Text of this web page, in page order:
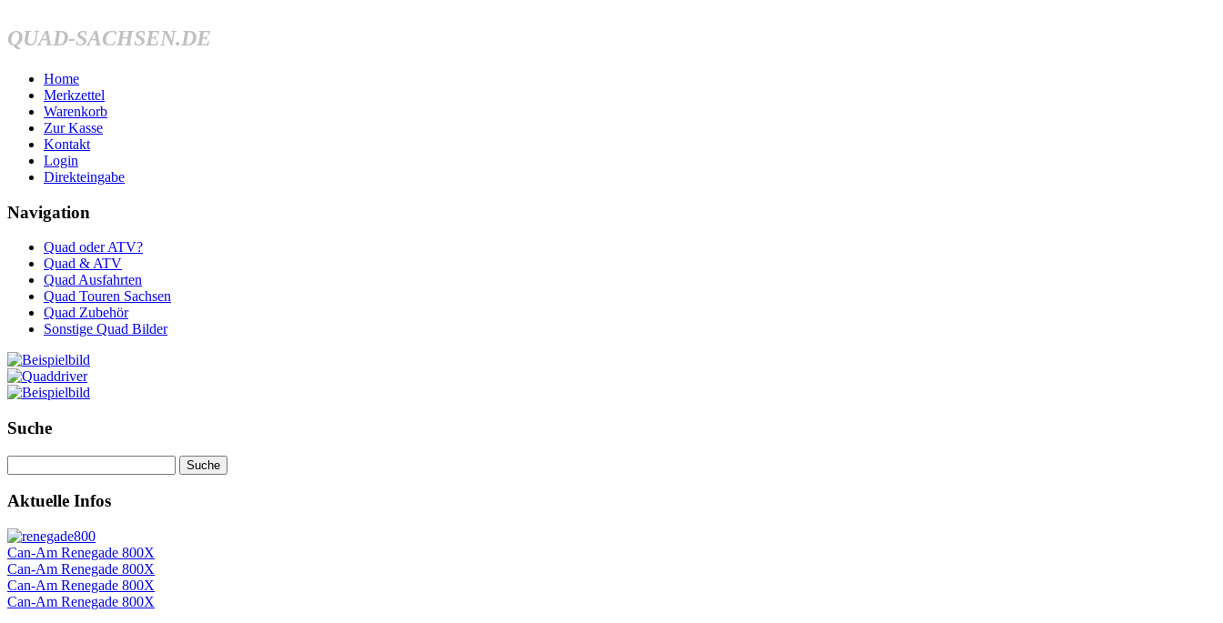
QUAD-SACHSEN.DE
Home
Merkzettel
Warenkorb
Zur Kasse
Kontakt
Login
Direkteingabe
Navigation
Quad oder ATV?
Quad & ATV
Quad Ausfahrten
Quad Touren Sachsen
Quad Zubehör
Sonstige Quad Bilder
Suche
Aktuelle Infos
Can-Am Renegade 800X
Can-Am Renegade 800X
Can-Am Renegade 800X
Can-Am Renegade 800X